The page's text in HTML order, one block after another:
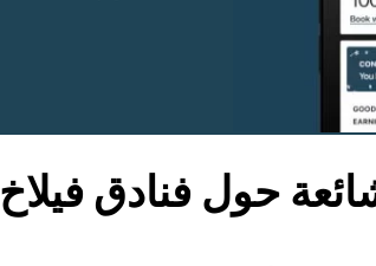
حول فنادق فيلاخ